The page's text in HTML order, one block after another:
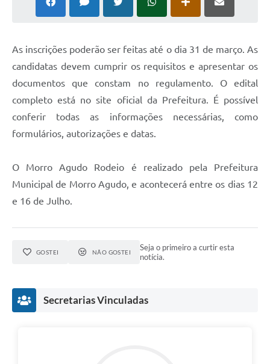
As inscrições poderão ser feitas até o dia 31 de março. As
candidatas devem cumprir os requisitos e apresentar os
documentos que constam no regulamento. O edital
completo está no site oficial da Prefeitura. É possível
conferir todas as informações necessárias, como
formulários, autorizações e datas.
O Morro Agudo Rodeio é realizado pela Prefeitura
Municipal de Morro Agudo, e acontecerá entre os dias 12
e 16 de Julho.
GOSTEI NÃO GOSTEI
Seja o primeiro a curtir esta
notícia.
Secretarias Vinculadas